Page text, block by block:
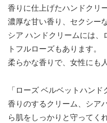
香りに仕上げたハンドクリー
濃厚な甘い香り、セクシー
シア ハンドクリームには、
トフルローズもあります。
柔らかな香りで、女性にも
「ローズ ベルベットハン
香りのするクリーム、シア
ら肌をしっかりと守ってく